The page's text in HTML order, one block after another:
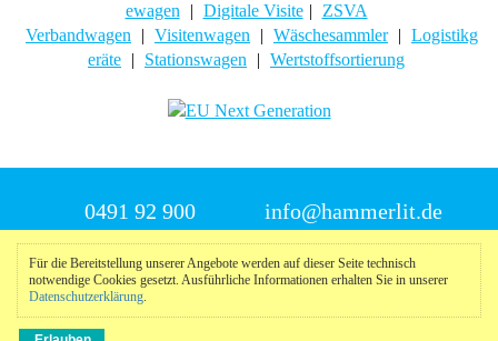
ewagen
Digitale Visite
ZSVA
Verbandwagen
Visitenwagen Wäschesammler
Logistikg
eräte
Stationswagen Wertstoffsortierung
0491 92 900 info@hammerlit.de
© 2025 Hammerlit
Impressum
nach
Für die Bereitstellung unserer Angebote werden auf dieser Seite technisch
notwendige Cookies gesetzt. Ausführliche Informationen erhalten Sie in unserer
Datenschutzerklärung.